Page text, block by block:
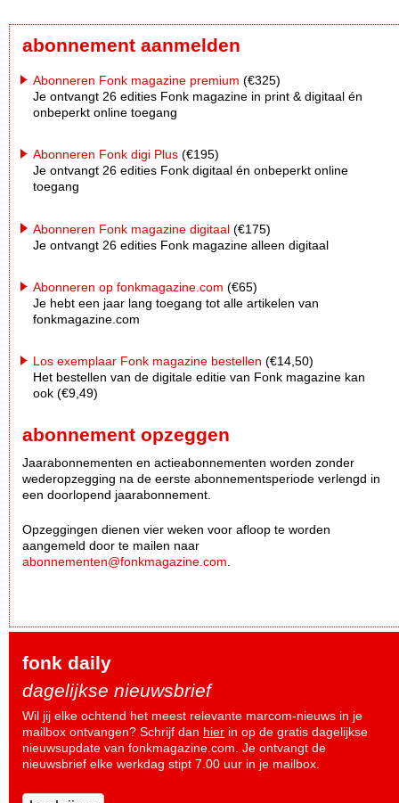
abonnement aanmelden
Abonneren Fonk magazine premium (€325)
Je ontvangt 26 edities Fonk magazine in print & digitaal én
onbeperkt online toegang
Abonneren Fonk digi Plus (€195)
Je ontvangt 26 edities Fonk digitaal én onbeperkt online
toegang
Abonneren Fonk magazine digitaal (€175)
Je ontvangt 26 edities Fonk magazine alleen digitaal
Abonneren op fonkmagazine.com (€65)
Je hebt een jaar lang toegang tot alle artikelen van
fonkmagazine.com
Los exemplaar Fonk magazine bestellen (€14,50)
Het bestellen van de digitale editie van Fonk magazine kan
ook (€9,49)
abonnement opzeggen
Jaarabonnementen en actieabonnementen worden zonder
wederopzegging na de eerste abonnementsperiode verlengd in
een doorlopend jaarabonnement.
Opzeggingen dienen vier weken voor afloop te worden
aangemeld door te mailen naar
abonnementen@fonkmagazine.com
fonk daily
dagelijkse nieuwsbrief
Wil jij elke ochtend het meest relevante marcom-nieuws in je
mailbox ontvangen? Schrijf dan hier in op de gratis dagelijkse
nieuwsupdate van fonkmagazine.com. Je ontvangt de
nieuwsbrief elke werkdag stipt 7.00 uur in je mailbox.